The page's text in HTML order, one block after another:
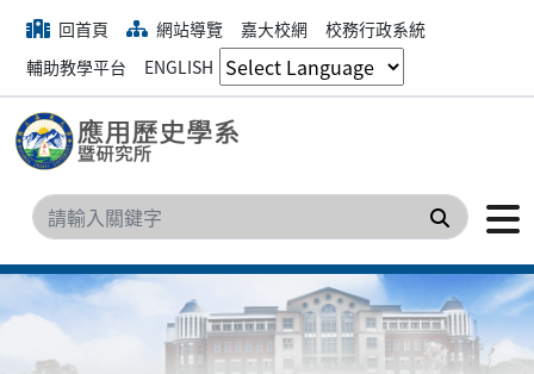
回首頁 網站導覽 嘉大校網
校務行政系統
輔助教學平台
ENGLISH
搜尋